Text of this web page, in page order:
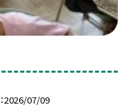
2026/07/09